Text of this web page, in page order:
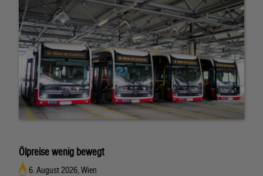
Ölpreise wenig bewegt
6. August 2026, Wien